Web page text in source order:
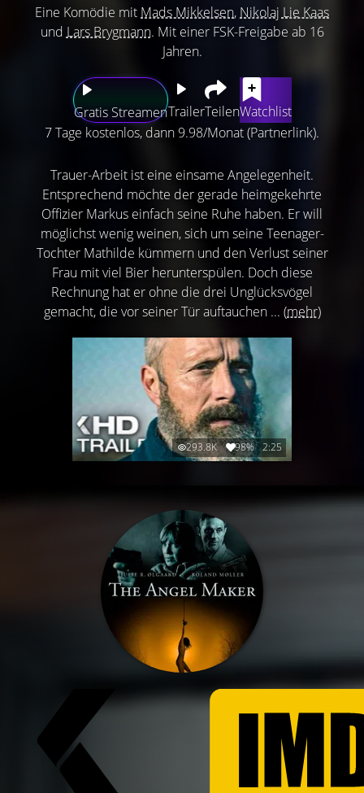
Eine Komödie mit Mads Mikkelsen, Nikolaj Lie Kaas
und Lars Brygmann. Mit einer FSK-Freigabe ab 16
Jahren.
Gratis StreamenTrailerTeilenWatchlist
7 Tage kostenlos, dann 9.98/Monat (Partnerlink).
Trauer-Arbeit ist eine einsame Angelegenheit.
Entsprechend möchte der gerade heimgekehrte
Offizier Markus einfach seine Ruhe haben. Er will
möglichst wenig weinen, sich um seine Teenager-
Tochter Mathilde kümmern und den Verlust seiner
Frau mit viel Bier herunterspülen. Doch diese
Rechnung hat er ohne die drei Unglücksvögel
gemacht, die vor seiner Tür auftauchen ... (mehr)
293.8K 98% 2:25